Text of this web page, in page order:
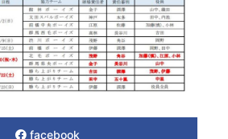
facebook